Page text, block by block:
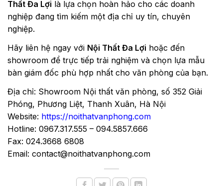
Thất Đa Lợi là lựa chọn hoàn hảo cho các doanh
nghiệp đang tìm kiếm một địa chỉ uy tín, chuyên
nghiệp.
Hãy liên hệ ngay với Nội Thất Đa Lợi hoặc đến
showroom để trực tiếp trải nghiệm và chọn lựa mẫu
bàn giám đốc phù hợp nhất cho văn phòng của bạn.
Địa chỉ: Showroom Nội thất văn phòng, số 352 Giải
Phóng, Phương Liệt, Thanh Xuân, Hà Nội
Website: https://noithatvanphong.com
Hotline: 0967.317.555 – 094.5857.666
Fax: 024.3668 6808
Email: contact@noithatvanphong.com